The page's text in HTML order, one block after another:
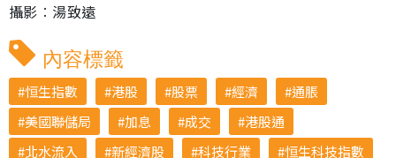
攝影︰湯致遠
內容標籤
恒生指數 港股 股票 經濟
通脹
美國聯儲局
加息 成交
港股通
北水流入
新經濟股 科技行業
恒生科技指數